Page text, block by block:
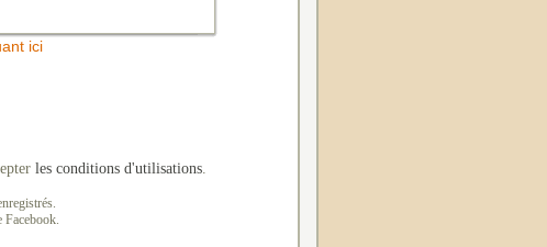
ici
les conditions d'utilisations.
Facebook.